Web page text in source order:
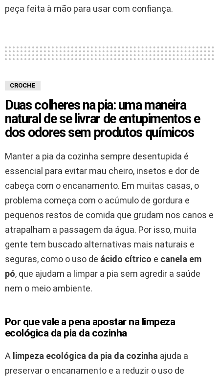
peça feita à mão para usar com confiança.
CROCHE
Duas colheres na pia: uma maneira
natural de se livrar de entupimentos e
dos odores sem produtos químicos
Manter a pia da cozinha sempre desentupida é
essencial para evitar mau cheiro, insetos e dor de
cabeça com o encanamento. Em muitas casas, o
problema começa com o acúmulo de gordura e
pequenos restos de comida que grudam nos canos e
atrapalham a passagem da água. Por isso, muita
gente tem buscado alternativas mais naturais e
seguras, como o uso de ácido cítrico e canela em
pó, que ajudam a limpar a pia sem agredir a saúde
nem o meio ambiente.
Por que vale a pena apostar na limpeza
ecológica da pia da cozinha
A limpeza ecológica da pia da cozinha ajuda a
preservar o encanamento e a reduzir o uso de